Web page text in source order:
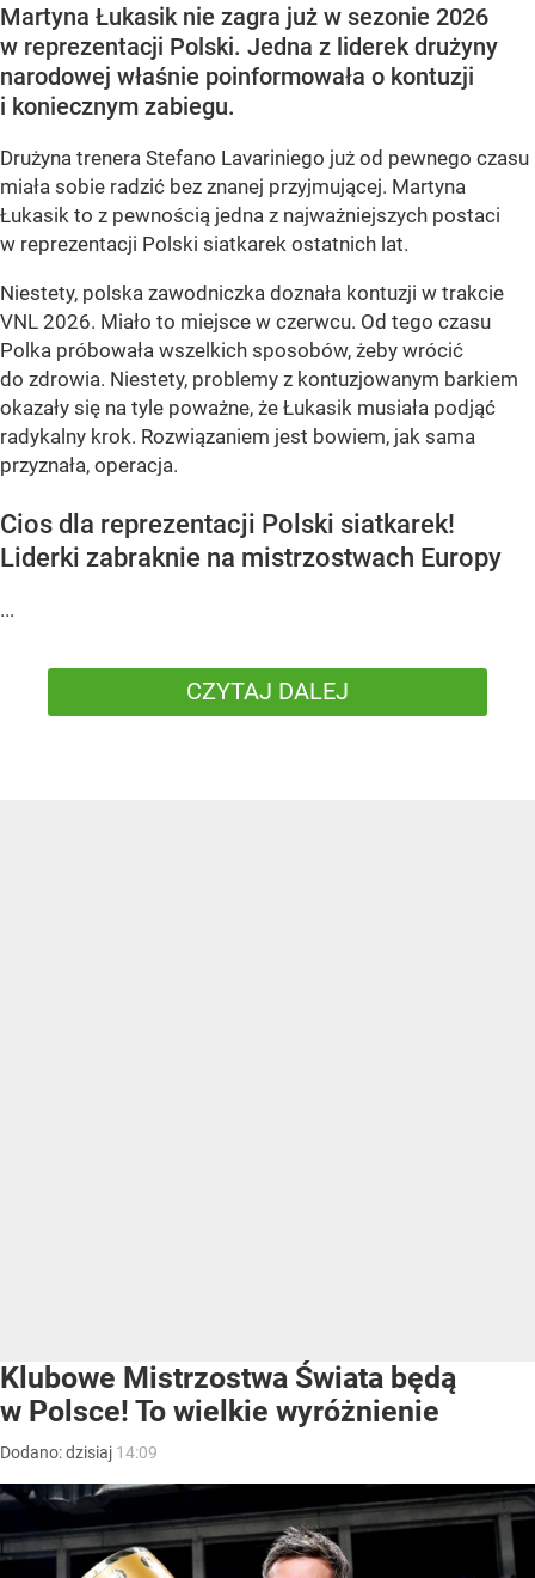
Martyna Łukasik nie zagra już w sezonie 2026
w reprezentacji Polski. Jedna z liderek drużyny
narodowej właśnie poinformowała o kontuzji
i koniecznym zabiegu.
Drużyna trenera Stefano Lavariniego już od pewnego czasu
miała sobie radzić bez znanej przyjmującej. Martyna
Łukasik to z pewnością jedna z najważniejszych postaci
w reprezentacji Polski siatkarek ostatnich lat.
Niestety, polska zawodniczka doznała kontuzji w trakcie
VNL 2026. Miało to miejsce w czerwcu. Od tego czasu
Polka próbowała wszelkich sposobów, żeby wrócić
do zdrowia. Niestety, problemy z kontuzjowanym barkiem
okazały się na tyle poważne, że Łukasik musiała podjąć
radykalny krok. Rozwiązaniem jest bowiem, jak sama
przyznała, operacja.
Cios dla reprezentacji Polski siatkarek!
Liderki zabraknie na mistrzostwach Europy
...
CZYTAJ DALEJ
Klubowe Mistrzostwa Świata będą
w Polsce! To wielkie wyróżnienie
Dodano:dzisiaj 14:09